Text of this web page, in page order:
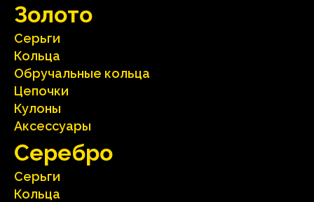
Зoлoтo
Серьги
Кольца
Oбручальные кольца
Цепочки
Кулоны
Аксесcуары
Серебрo
Серьги
Кольца